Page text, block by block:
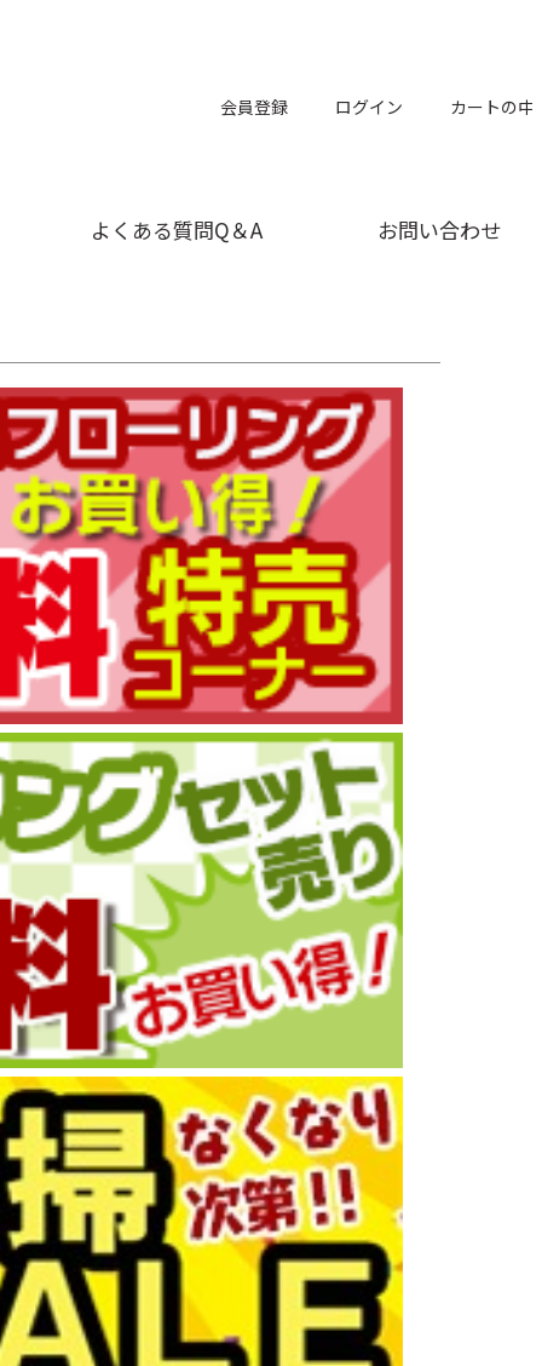
会員登録 ログイン カートの中
よくある質問Q＆A お問い合わせ